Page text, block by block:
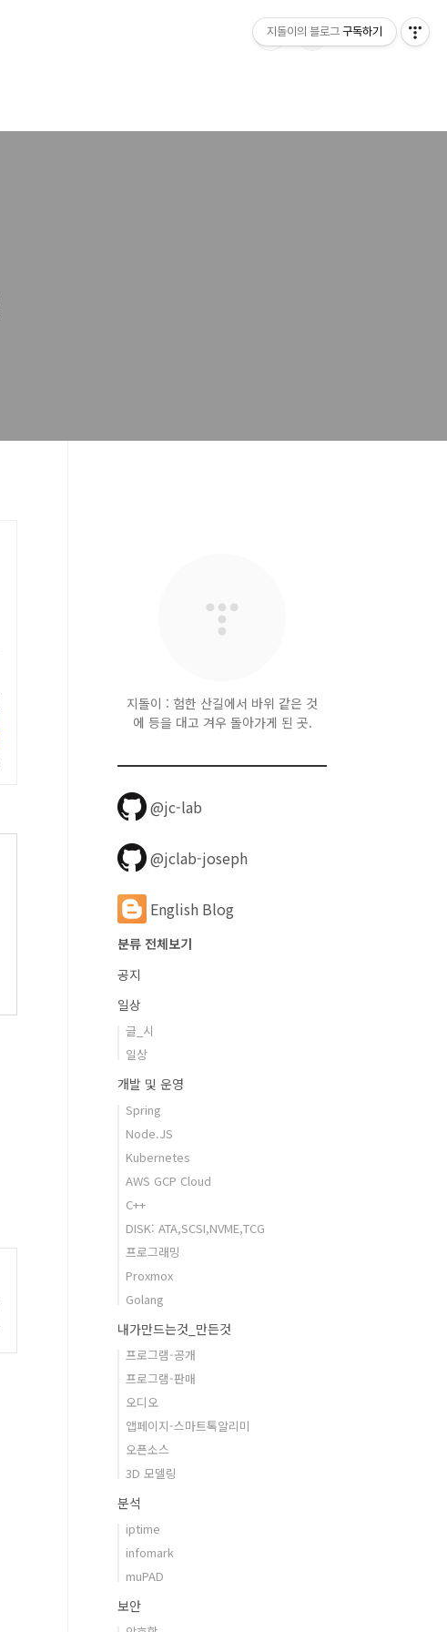
지돌이 : 험한 산길에서 바위 같은 것
에 등을 대고 겨우 돌아가게 된 곳.
@jc-lab
@jclab-joseph
English Blog
분류 전체보기
공지
일상
글_시
일상
개발 및 운영
Spring
Node.JS
Kubernetes
AWS GCP Cloud
C++
DISK: ATA,SCSI,NVME,TCG
프로그래밍
Proxmox
Golang
내가만드는것_만든것
프로그램-공개
프로그램-판매
오디오
앱페이지-스마트톡알리미
오픈소스
3D 모델링
분석
iptime
infomark
muPAD
보안
지돌이의 블로그 구독하기